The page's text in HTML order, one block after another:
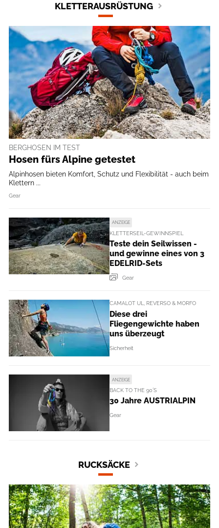
KLETTERAUSRÜSTUNG
BERGHOSEN IM TEST
Hosen fürs Alpine getestet
Alpinhosen bieten Komfort, Schutz und Flexibilität - auch beim
Klettern ...
Gear
ANZEIGE
KLETTERSEIL-GEWINNSPIEL
Teste dein Seilwissen -
und gewinne eines von 3
EDELRID-Sets
Gear
CAMALOT UL, REVERSO & MORFO
Diese drei
Fliegengewichte haben
uns überzeugt
Sicherheit
ANZEIGE
BACK TO THE 90´S
30 Jahre AUSTRIALPIN
Gear
RUCKSÄCKE